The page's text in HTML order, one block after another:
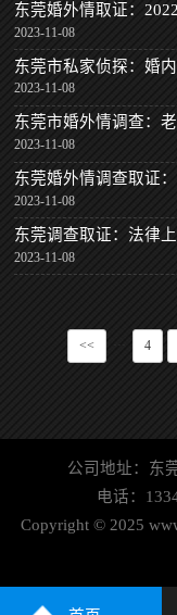
东莞婚外情取证：
2023-11-08
东莞市私家侦探：婚
2023-11-08
东莞市婚外情调查：
2023-11-08
东莞婚外情调查取证
2023-11-08
东莞调查取证：法律
2023-11-08
<< 4
公司地址：东
电话：
Copyright © 2025